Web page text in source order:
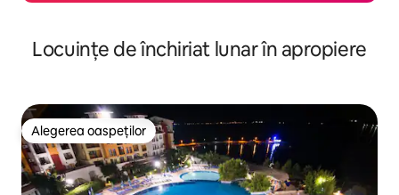
Locuințe de închiriat lunar în apropiere
Alegerea oaspeților
Alegerea oaspeților